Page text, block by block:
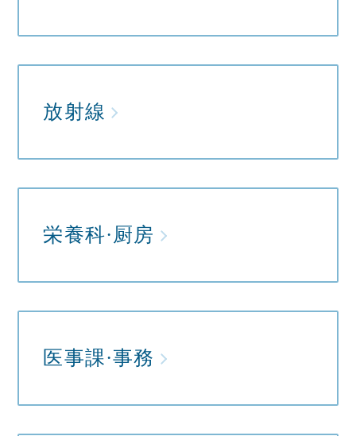
放射線
栄養科·厨房
医事課·事務